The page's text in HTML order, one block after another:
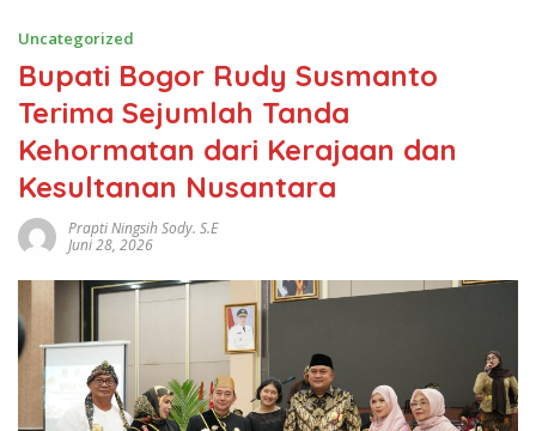
Uncategorized
Bupati Bogor Rudy Susmanto
Terima Sejumlah Tanda
Kehormatan dari Kerajaan dan
Kesultanan Nusantara
Prapti Ningsih Sody. S.E
Juni 28, 2026